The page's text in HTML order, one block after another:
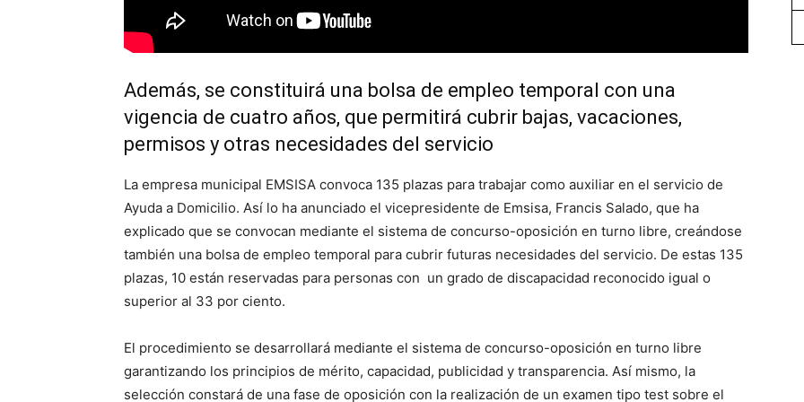
Además, se constituirá una bolsa de empleo temporal con una
vigencia de cuatro años, que permitirá cubrir bajas, vacaciones,
permisos y otras necesidades del servicio
La empresa municipal EMSISA convoca 135 plazas para trabajar como auxiliar en el servicio de
Ayuda a Domicilio. Así lo ha anunciado el vicepresidente de Emsisa, Francis Salado, que ha
explicado que se convocan mediante el sistema de concurso-oposición en turno libre, creándose
también una bolsa de empleo temporal para cubrir futuras necesidades del servicio. De estas 135
plazas, 10 están reservadas para personas con un grado de discapacidad reconocido igual o
superior al 33 por ciento.
El procedimiento se desarrollará mediante el sistema de concurso-oposición en turno libre
garantizando los principios de mérito, capacidad, publicidad y transparencia. Así mismo, la
selección constará de una fase de oposición con la realización de un examen tipo test sobre el